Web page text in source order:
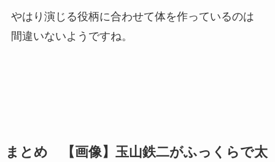
やはり演じる役柄に合わせて体を作っているのは
間違いないようですね。
まとめ 【画像】玉山鉄二がふっくらで太